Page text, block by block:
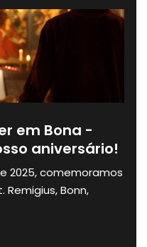
em Bona -
aniversário!
2025, comemoramos
Bonn,